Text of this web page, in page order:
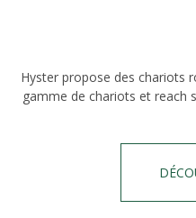
Hyster propose des chariots
gamme de chariots et reach